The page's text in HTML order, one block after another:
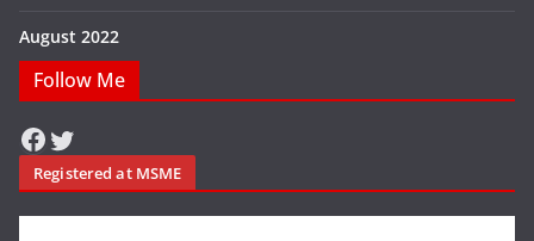
August 2022
Follow Me
Facebook
Twitter
Registered at MSME